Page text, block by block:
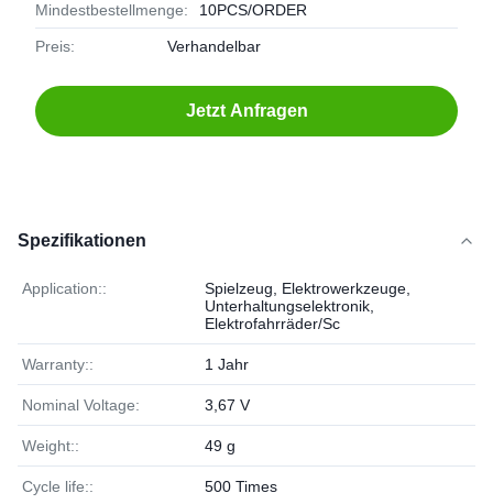
Mindestbestellmenge: 10PCS/ORDER
Preis: Verhandelbar
Jetzt Anfragen
Spezifikationen
Application::
Spielzeug, Elektrowerkzeuge,
Unterhaltungselektronik,
Elektrofahrräder/Sc
Warranty:: 1 Jahr
Nominal Voltage: 3,67 V
Weight:: 49 g
Cycle life:: 500 Times